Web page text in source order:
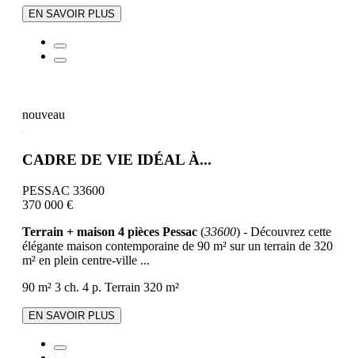
EN SAVOIR PLUS
nouveau
CADRE DE VIE IDÉAL À...
PESSAC 33600
370 000 €
Terrain + maison 4 pièces Pessac (33600) - Découvrez cette
élégante maison contemporaine de 90 m² sur un terrain de 320
m² en plein centre-ville ...
90 m² 3 ch. 4 p. Terrain 320 m²
EN SAVOIR PLUS